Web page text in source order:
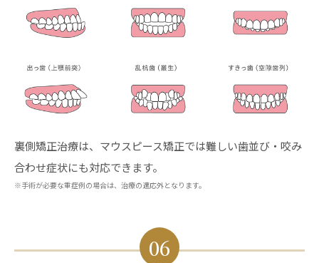
裏側矯正治療は、マウスピース矯正では難しい歯並び・咬み
合わせ症状にも対応できます。
※手術が必要な重症例の場合は、治療の適応外となります。
06